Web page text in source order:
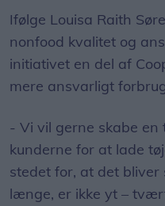
Ifølge Louisa Raith
nonfood kvalitet og
initiativet en del af
mere ansvarligt
- Vi vil gerne skabe
kunderne for at lade
stedet for, at det bliver
længe, er ikke yt –